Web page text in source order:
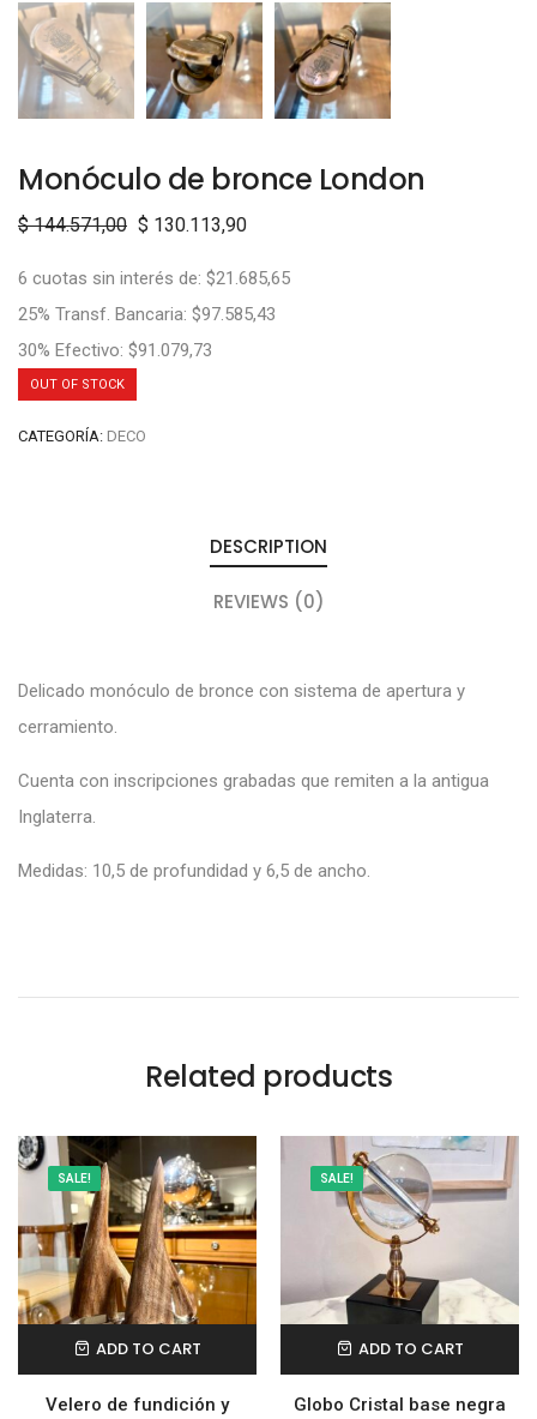
Monóculo de bronce London
$144.571,00 $ 130.113,90
6 cuotas sin interés de: $21.685,65
25% Transf. Bancaria: $97.585,43
30% Efectivo: $91.079,73
OUT OF STOCK
CATEGORÍA: DECO
DESCRIPTION
REVIEWS (0)
Delicado monóculo de bronce con sistema de apertura y
cerramiento.
Cuenta con inscripciones grabadas que remiten a la antigua
Inglaterra.
Medidas: 10,5 de profundidad y 6,5 de ancho.
Related products
SALE!
ADD TO CART
Velero de fundición y
SALE!
ADD TO CART
Globo Cristal base negra